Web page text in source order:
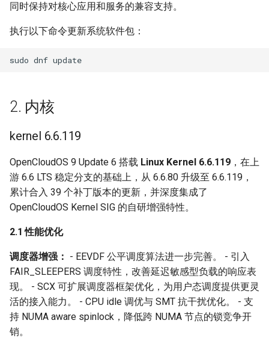
nspr 4.36
opensc 0.26.0
keylime 7.12.2
lasso 2.9.0
freeipa 4.12.5
8. 容器与云原生
moby 29.3.1
containerd 1.7.29
同时保持对核心应用和服务的兼容支持。
执行以下命令更新系统软件包：
sudo dnf
2. 内核
kernel 6.6.119
OpenCloudOS 9 Update 6 搭载 Linux Kernel 6.6.119 ，在上
游 6.6 LTS 稳定分支的基础上，从 6.6.80 升级至 6.6.119，
累计合入 39 个补丁版本的更新，并深度集成了
OpenCloudOS Kernel SIG 的自研增强特性。
2.1 性能优化
调度器增强： - EEVDF 公平调度算法进一步完善。 - 引入
FAIR_SLEEPERS 调度特性，改善延迟敏感型负载的响应表
现。 - SCX 可扩展调度器框架优化，为用户态调度提供更灵
活的接入能力。 - CPU idle 调优与 SMT 抗干扰优化。 - 支
持 NUMA aware spinlock，降低跨 NUMA 节点的锁竞争开
销。